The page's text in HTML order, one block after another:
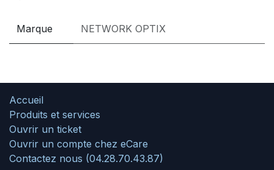
Marque NETWORK OPTIX
Accueil
Produits et services
Ouvrir un ticket
Ouvrir un compte chez eCare
Contactez nous (04.28.70.43.87)